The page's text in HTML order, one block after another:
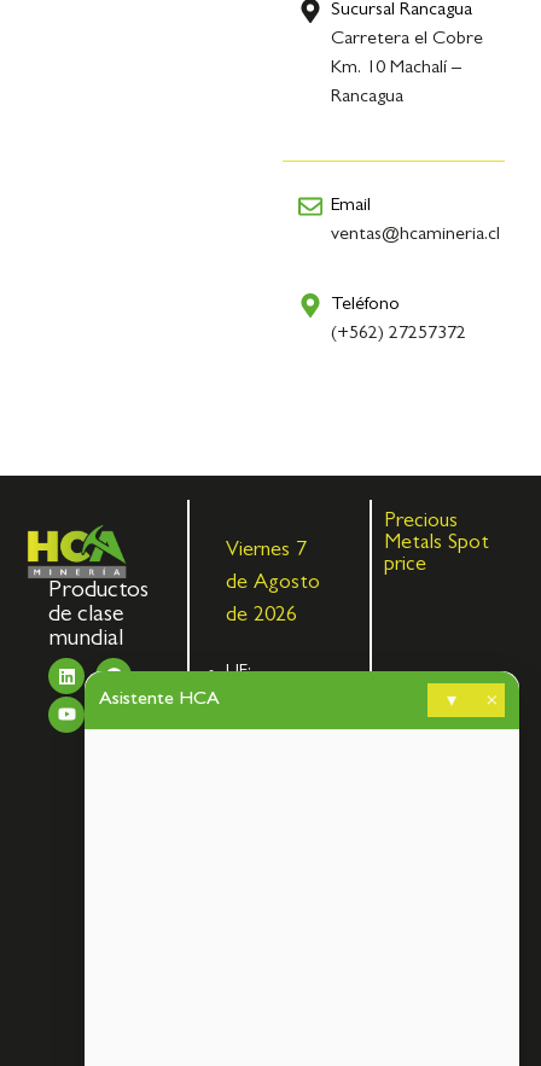
Asistente HCA ▾ ×
Sucursal Rancagua
Carretera el Cobre
Km. 10 Machalí –
Rancagua
Email
ventas@hcamineria.cl
Teléfono
(+562) 27257372
Productos
de clase
mundial
Viernes 7
de Agosto
de 2026
UF:
Precious
Metals Spot
price